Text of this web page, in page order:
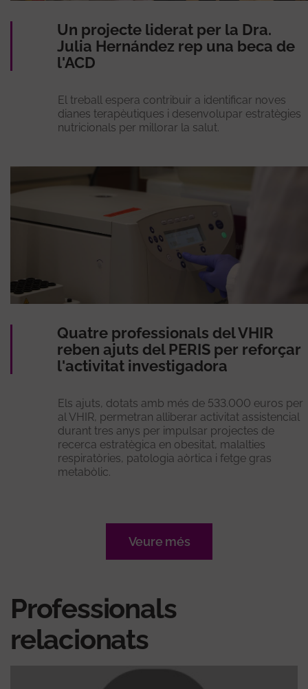
Un projecte liderat per la Dra.
Julia Hernández rep una beca de
l'ACD
El treball espera contribuir a identificar noves
dianes terapèutiques i desenvolupar estratègies
nutricionals per millorar la salut.
Quatre professionals del VHIR
reben ajuts del PERIS per reforçar
l'activitat investigadora
Els ajuts, dotats amb més de 533.000 euros per
al VHIR, permetran alliberar activitat assistencial
durant tres anys per impulsar projectes de
recerca estratègica en obesitat, malalties
respiratòries, patologia aòrtica i fetge gras
metabòlic.
Veure més
Professionals
relacionats